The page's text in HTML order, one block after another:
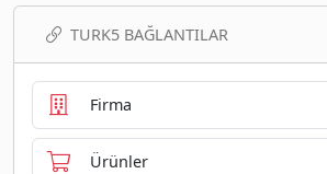
TURK5 BAĞLANTILAR
Firma
Ürünler